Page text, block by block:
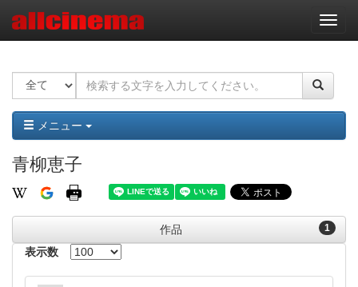
ナ
ビ
ー
ョ
ン
メニュー
青柳恵子
1
作品
表示数